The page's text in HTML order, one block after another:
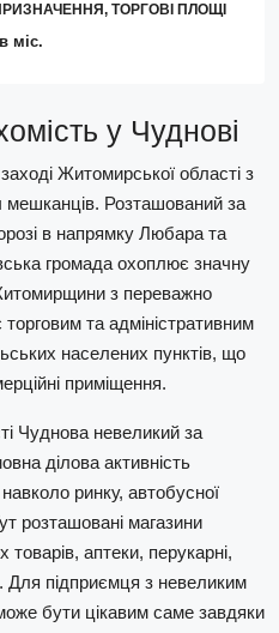
ТОРГОВІ ПЛОЩІ
міс.
у Чуднові
Житомирської області з
мешканців. Розташований за
в напрямку Любара та
громада охоплює значну
з переважно
та адміністративним
населених пунктів, що
приміщення.
Чуднова невеликий за
ділова активність
ринку, автобусної
розташовані магазини
аптеки, перукарні,
Для підприємця з невеликим
бути цікавим саме завдяки